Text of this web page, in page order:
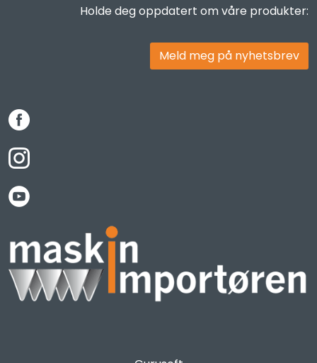
Holde deg oppdatert om våre produkter:
Meld meg på nyhetsbrev